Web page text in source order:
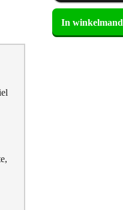
ESSENZA
Willow
Dekbedovertrek
In winkelmand